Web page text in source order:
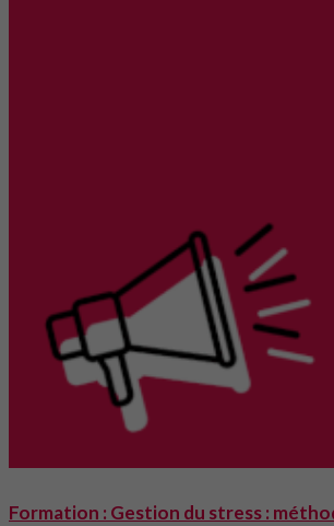
Formation : Gestion du stress :